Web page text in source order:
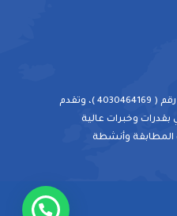
في جدة بترخيص من وزارة التجارة رقم ( 4030464169 )، وتقدم
بقدرات وخبرات عالية
وأنشطة